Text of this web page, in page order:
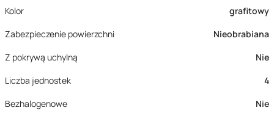
Kolor
grafitowy
Zabezpieczenie powierzchni
Nieobrabiana
Z pokrywą uchylną
Nie
Liczba jednostek
4
Bezhalogenowe
Nie